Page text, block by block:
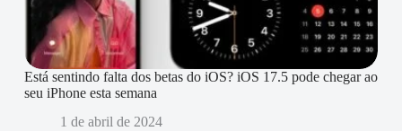
Está sentindo falta dos betas do iOS? iOS 17.5 pode chegar ao
seu iPhone esta semana
1 de abril de 2024